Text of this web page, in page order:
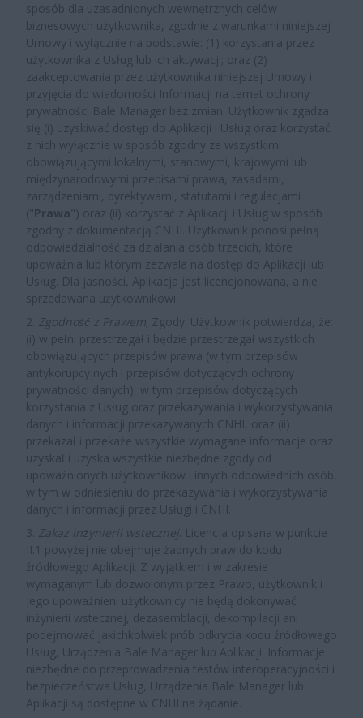
sposób dla uzasadnionych wewnętrznych celów
biznesowych użytkownika, zgodnie z warunkami niniejszej
Umowy i wyłącznie na podstawie: (1) korzystania przez
użytkownika z Usług lub ich aktywacji; oraz (2)
zaakceptowania przez użytkownika niniejszej Umowy i
przyjęcia do wiadomości Informacji na temat ochrony
prywatności Bale Manager bez zmian. Użytkownik zgadza
się (i) uzyskiwać dostęp do Aplikacji i Usług oraz korzystać
z nich wyłącznie w sposób zgodny ze wszystkimi
obowiązującymi lokalnymi, stanowymi, krajowymi lub
międzynarodowymi przepisami prawa, zasadami,
zarządzeniami, dyrektywami, statutami i regulacjami
("Prawa ") oraz (ii) korzystać z Aplikacji i Usług w sposób
zgodny z dokumentacją CNHI. Użytkownik ponosi pełną
odpowiedzialność za działania osób trzecich, które
upoważnia lub którym zezwala na dostęp do Aplikacji lub
Usług. Dla jasności, Aplikacja jest licencjonowana, a nie
sprzedawana użytkownikowi.
2. Zgodność z Prawem ; Zgody. Użytkownik potwierdza, że:
(i) w pełni przestrzegał i będzie przestrzegał wszystkich
obowiązujących przepisów prawa (w tym przepisów
antykorupcyjnych i przepisów dotyczących ochrony
prywatności danych), w tym przepisów dotyczących
korzystania z Usług oraz przekazywania i wykorzystywania
danych i informacji przekazywanych CNHI, oraz (ii)
przekazał i przekaże wszystkie wymagane informacje oraz
uzyskał i uzyska wszystkie niezbędne zgody od
upoważnionych użytkowników i innych odpowiednich osób,
w tym w odniesieniu do przekazywania i wykorzystywania
danych i informacji przez Usługi i CNHI.
3. Zakaz inżynierii wstecznej . Licencja opisana w punkcie
II.1 powyżej nie obejmuje żadnych praw do kodu
źródłowego Aplikacji. Z wyjątkiem i w zakresie
wymaganym lub dozwolonym przez Prawo, użytkownik i
jego upoważnieni użytkownicy nie będą dokonywać
inżynierii wstecznej, dezasemblacji, dekompilacji ani
podejmować jakichkolwiek prób odkrycia kodu źródłowego
Usług, Urządzenia Bale Manager lub Aplikacji. Informacje
niezbędne do przeprowadzenia testów interoperacyjności i
bezpieczeństwa Usług, Urządzenia Bale Manager lub
Aplikacji są dostępne w CNHI na żądanie.